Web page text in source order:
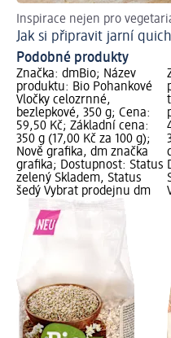
Inspirace nejen pro
Jak si připravit jarní
Podobné produkty
Značka: dmBio; Název
produktu: Bio Pohankové
Vločky celozrnné,
bezlepkové, 350 g; Cena:
59,50 Kč; Základní cena:
350 g (17,00 Kč za 100 g);
Nově grafika, dm značka
grafika; Dostupnost: Status
zelený Skladem, Status
šedý Vybrat prodejnu dm